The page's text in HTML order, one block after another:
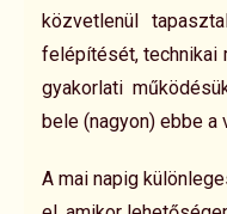
közvetlenül
felépítését, technikai
gyakorlati
bele (nagyon) ebbe a
A mai napig